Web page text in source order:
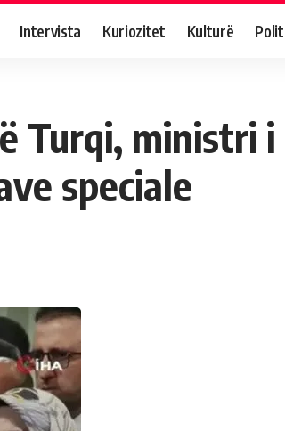
Intervista Kuriozitet Kulturë
Turqi, ministri
speciale